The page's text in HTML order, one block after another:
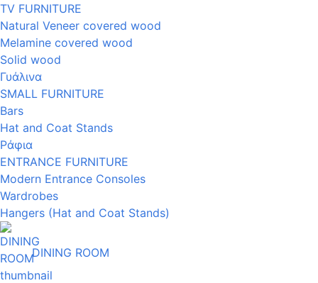
TV FURNITURE
Natural Veneer covered wood
Melamine covered wood
Solid wood
Γυάλινα
SMALL FURNITURE
Bars
Hat and Coat Stands
Ράφια
ENTRANCE FURNITURE
Modern Entrance Consoles
Wardrobes
Hangers (Hat and Coat Stands)
DINING ROOM